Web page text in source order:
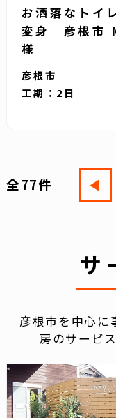
お洒落なトイ
変身｜彦根市
様
彦根市
工期：2日
全77件
サ
彦根市を中心に
房のサービ